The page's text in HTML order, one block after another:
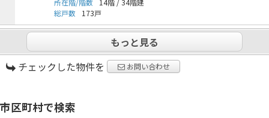
所在階/階数 14階 /34階建
総戸数
173戸
もっと見る
チェックした物件を
お問い合わせ
市区町村で検索